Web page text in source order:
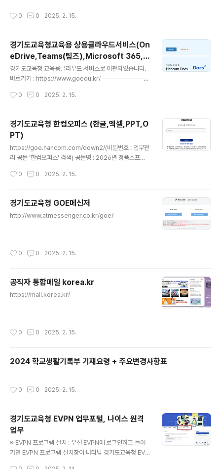
0 0 2025. 2. 15.
경기도교육청교육용 상용클라우드서비스(On
eDrive,Teams(팀즈),Microsoft 365,한
컴독스)
경기도교육청 교육용클라우드 서비스로 이관되었습니다.
바로가기 : https://www.goedu.kr/ ----------------
-------------- https://cloud.goe.go.kr/ 경기도교육
0 0 2025. 2. 15.
경기도교육청 한컴오피스 (한글,엑셀,PPT,O
PT)
https://goe.hancom.com/down2/(비밀번호 : 업무관
리 공문 '한컴오피스' 검색) 공문명 : 2026년 정품소프트
0 0 2025. 2. 15.
경기도교육청 GOE메신저
http://www.atmessenger.co.kr/goe/
0 0 2025. 2. 15.
공직자 통합메일 korea.kr
https://mail.korea.kr/
0 0 2025. 2. 15.
2024 학교생활기록부 기재요령 + 주요변경사항표
0 0 2025. 2. 15.
경기도교육청 EVPN 업무포털, 나이스 원격
업무
※ EVPN 프로그램 설치 : 우선 EVPN에 로그인하고 들어
가면 EVPN 프로그램 설치창이 나타남 경기도교육청 EVP